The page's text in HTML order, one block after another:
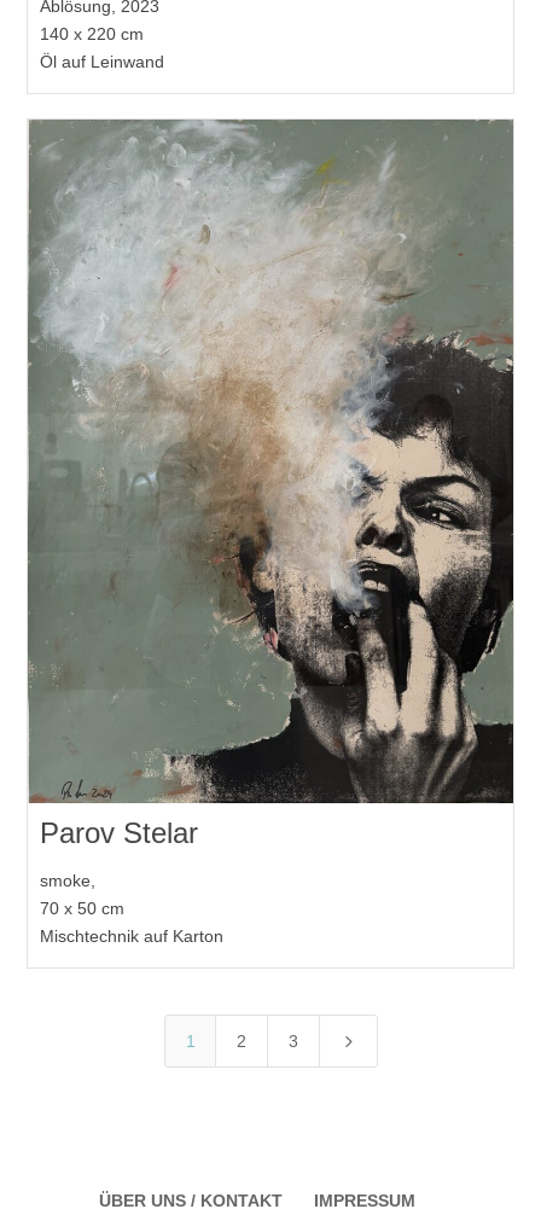
Ablösung, 2023
140 x 220 cm
Öl auf Leinwand
Parov Stelar
smoke,
70 x 50 cm
Mischtechnik auf Karton
1 2 3 5
ÜBER UNS / KONTAKT IMPRESSUM